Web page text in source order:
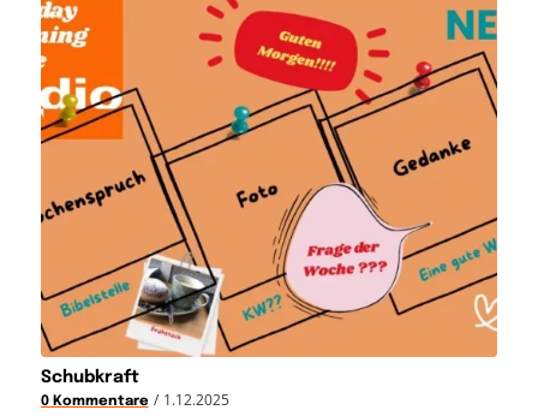
Schubkraft
0 Kommentare / 1.12.2025